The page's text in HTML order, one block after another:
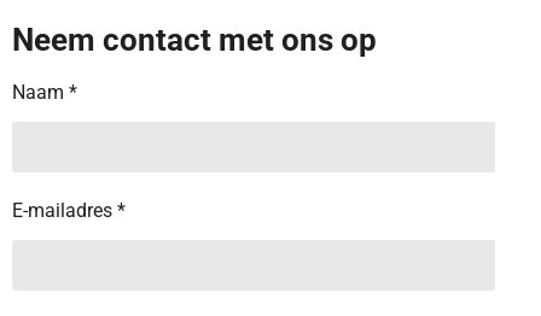
Neem contact met ons op
Naam *
E-mailadres *